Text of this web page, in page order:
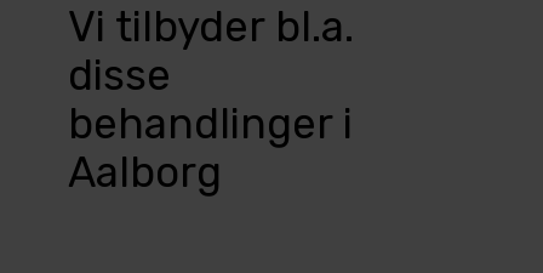
Vi tilbyder bl.a.
disse
behandlinger i
Aalborg